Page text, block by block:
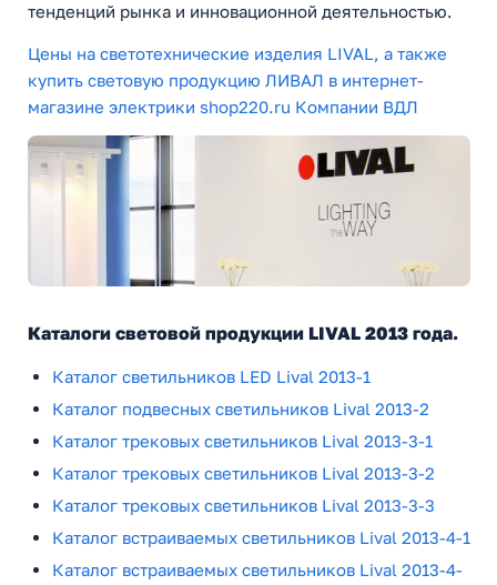
тенденций рынка и инновационной деятельностью.
Цены на светотехнические изделия LIVAL, а также
купить световую продукцию ЛИВАЛ в интернет-
магазине электрики shop220.ru Компании ВДЛ
Каталоги световой продукции LIVAL 2013 года.
Каталог светильников LED Lival 2013-1
Каталог подвесных светильников Lival 2013-2
Каталог трековых светильников Lival 2013-3-1
Каталог трековых светильников Lival 2013-3-2
Каталог трековых светильников Lival 2013-3-3
Каталог встраиваемых светильников Lival 2013-4-1
Каталог встраиваемых светильников Lival 2013-4-